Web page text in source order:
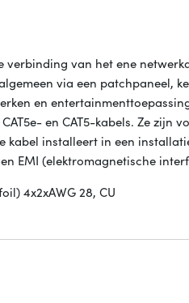
verbinding van het ene
via een patchpaneel,
en
en CAT5-kabels. Ze zijn
installeert in een
EMI (elektromagnetische
4x2xAWG 28, CU